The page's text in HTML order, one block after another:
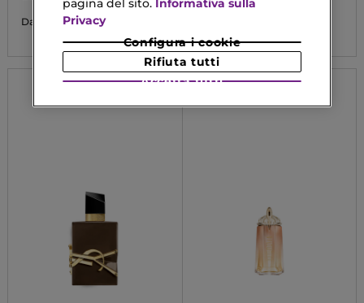
Da 81,83 €
pagina del sito. Informativa sulla
Privacy
Configura i cookie
Rifiuta tutti
Accetta tutti